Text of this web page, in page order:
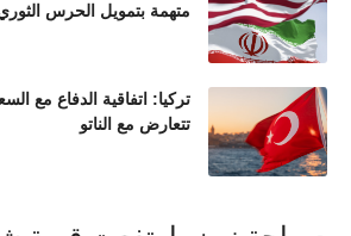
متهمة بتمويل الحرس الثوري
تركيا: اتفاقية الدفاع مع
تتعارض مع الناتو